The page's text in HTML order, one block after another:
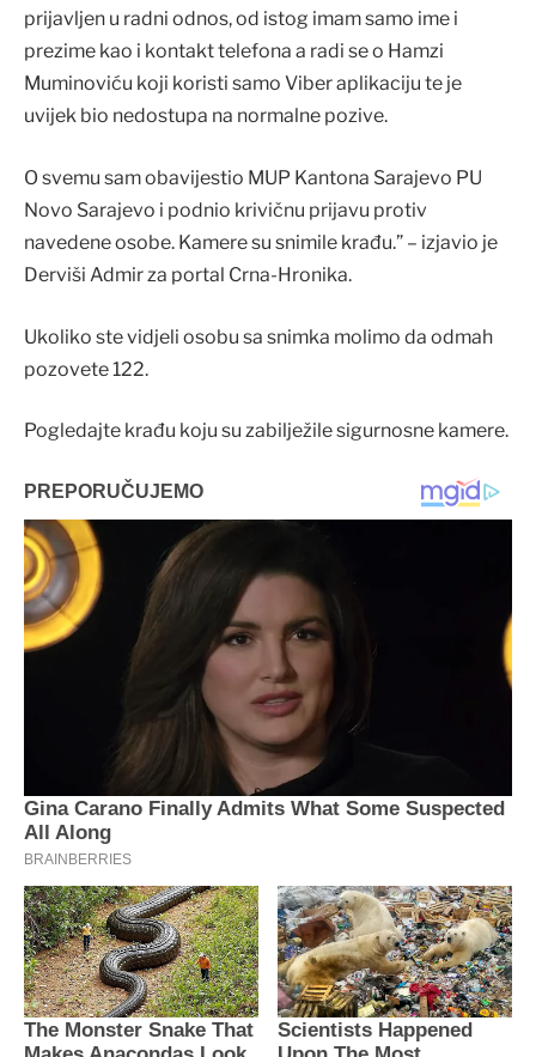
prijavljen u radni odnos, od istog imam samo ime i
prezime kao i kontakt telefona a radi se o Hamzi
Muminoviću koji koristi samo Viber aplikaciju te je
uvijek bio nedostupa na normalne pozive.
O svemu sam obavijestio MUP Kantona Sarajevo PU
Novo Sarajevo i podnio krivičnu prijavu protiv
navedene osobe. Kamere su snimile krađu.” – izjavio je
Derviši Admir za portal Crna-Hronika.
Ukoliko ste vidjeli osobu sa snimka molimo da odmah
pozovete 122.
Pogledajte krađu koju su zabilježile sigurnosne kamere.